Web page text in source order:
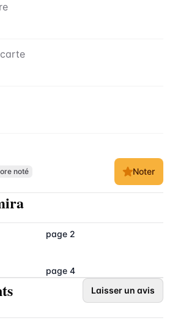
noté Noter
page 2
page 4
Laisser un avis